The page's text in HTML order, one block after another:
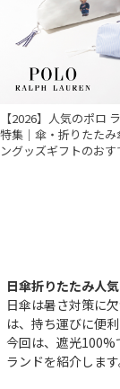
【2026】人気のポロ
特集｜傘・折りたた
ングッズギフトのお
日傘折りたたみ人
日傘は暑さ対策に
は、持ち運びに便
今回は、遮光100%
ランドを紹介します